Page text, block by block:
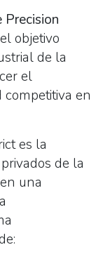
Precision
objetivo
de la
el
competitiva en
es la
de la
una